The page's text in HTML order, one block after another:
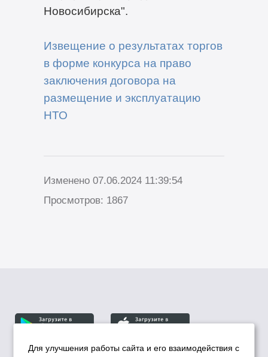
Новосибирска".
Извещение о результатах торгов
в форме конкурса на право
заключения договора на
размещение и эксплуатацию
НТО
Изменено 07.06.2024 11:39:54
Просмотров: 1867
Для улучшения работы сайта и его взаимодействия с